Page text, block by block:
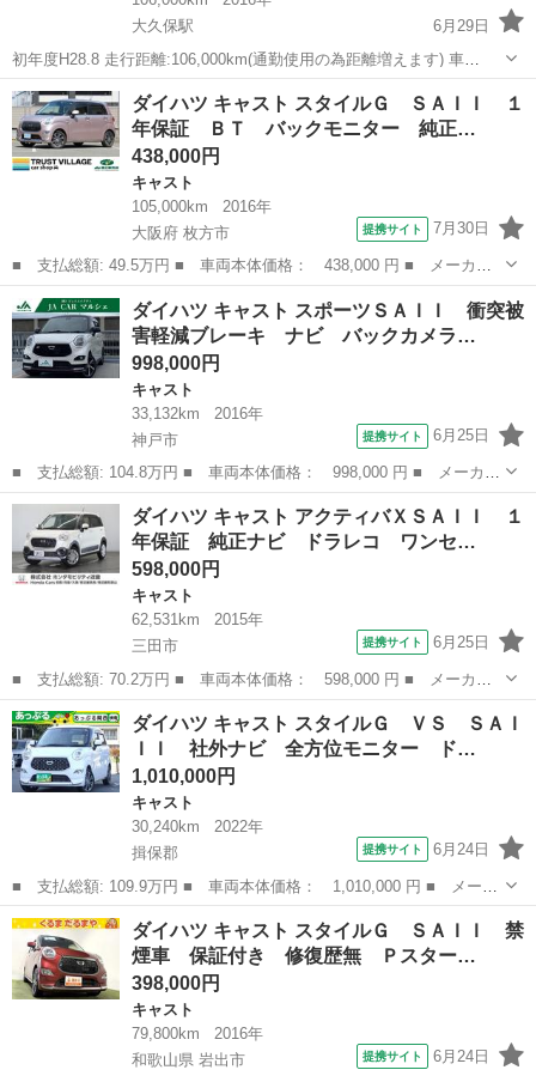
大久保駅
6月29日
初年度H28.8 走行距離:106,000km(通勤使用の為距離増えます) 車
検:R9.9.7 ヘッドライトLED ウインカー前後 LED バック球 LED ポ
ジション LED タイヤ25年式バリ山 外品アルミ フルセグナ...
兵庫 明石市 大久保駅 キャスト
ダイハツ キャスト スタイルＧ ＳＡＩＩ １
年保証 ＢＴ バックモニター 純正…
438,000円
キャスト
105,000km
2016年
大阪府 枚方市
提携サイト 7月30日
■ 支払総額: 49.5万円 ■ 車両本体価格： 438,000 円 ■ メーカー
名： ダイハツ ■ 車種名： キャスト ■ グレード名： スタイル
Ｇ ＳＡＩＩ １年保証 ＢＴ バックモニター 純正ナビ 純正ア
ルミ ＥＴＣ...
大阪 枚方市 キャスト
ダイハツ キャスト スポーツＳＡＩＩ 衝突被
害軽減ブレーキ ナビ バックカメラ…
998,000円
キャスト
33,132km
2016年
神戸市
提携サイト 6月25日
■ 支払総額: 104.8万円 ■ 車両本体価格： 998,000 円 ■ メーカー
名： ダイハツ ■ 車種名： キャスト ■ グレード名： スポーツ
ＳＡＩＩ 衝突被害軽減ブレーキ ナビ バックカメラ フルセグＴ
Ｖ Ｂｌｕ...
兵庫 神戸市 キャスト
ダイハツ キャスト アクティバＸＳＡＩＩ １
年保証 純正ナビ ドラレコ ワンセ…
598,000円
キャスト
62,531km
2015年
三田市
提携サイト 6月25日
■ 支払総額: 70.2万円 ■ 車両本体価格： 598,000 円 ■ メーカー
名： ダイハツ ■ 車種名： キャスト ■ グレード名： アクティ
バＸＳＡＩＩ １年保証 純正ナビ ドラレコ ワンセグＴＶ Ｂｌ
ｕｅｔｏｏｔ...
兵庫 三田市 キャスト
ダイハツ キャスト スタイルＧ ＶＳ ＳＡＩ
ＩＩ 社外ナビ 全方位モニター ド…
1,010,000円
キャスト
30,240km
2022年
揖保郡
提携サイト 6月24日
■ 支払総額: 109.9万円 ■ 車両本体価格： 1,010,000 円 ■ メーカ
ー名： ダイハツ ■ 車種名： キャスト ■ グレード名： スタイ
ルＧ ＶＳ ＳＡＩＩＩ 社外ナビ 全方位モニター ドラレコ前
後 スマー...
兵庫 揖保郡 キャスト
ダイハツ キャスト スタイルＧ ＳＡＩＩ 禁
煙車 保証付き 修復歴無 Ｐスター…
398,000円
キャスト
79,800km
2016年
和歌山県 岩出市
提携サイト 6月24日